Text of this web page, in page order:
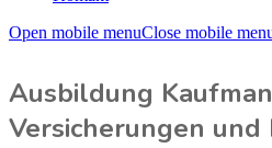
Open mobile menuClose mobile
Ausbildung
Versicherungen und